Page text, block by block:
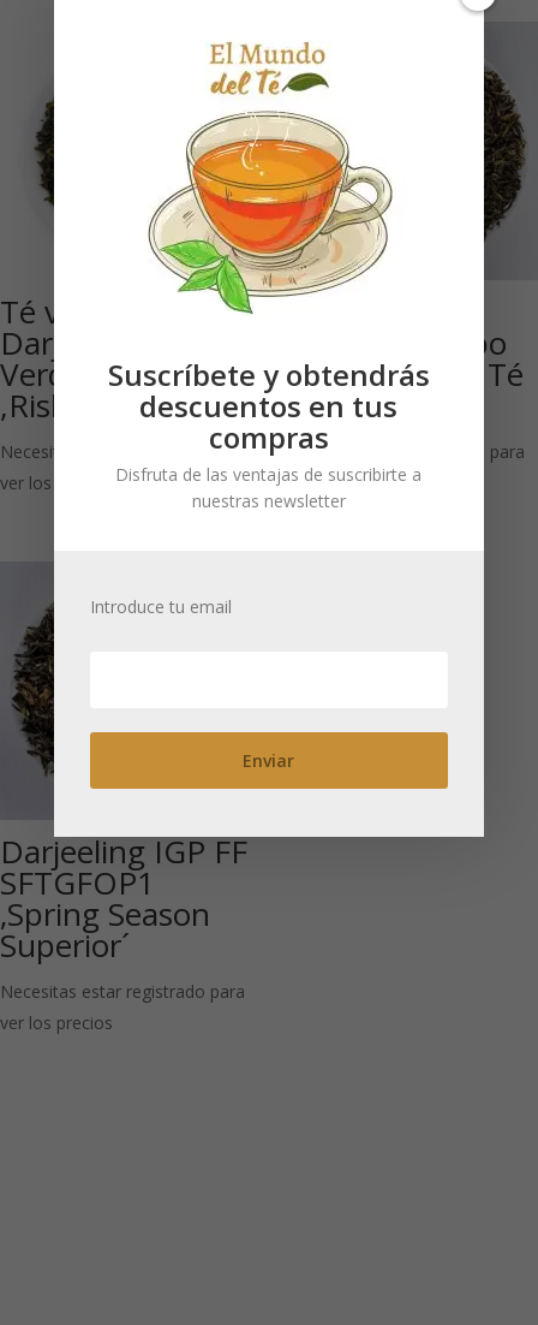
Té verde
Darjeeling IGP
Verde FTGFOP1
,Risheehat (Bio)
Necesitas estar registrado para
ver los precios
Darjeeling
SFTGFOP1 Tipo
‘Steinthal’ Bio: Té
verde
Necesitas estar registrado para
ver los precios
Darjeeling IGP FF
SFTGFOP1
‚Spring Season
Superior´
Necesitas estar registrado para
ver los precios
Suscríbete y obtendrás
descuentos en tus
compras
Disfruta de las ventajas de suscribirte a
nuestras newsletter
Introduce tu email